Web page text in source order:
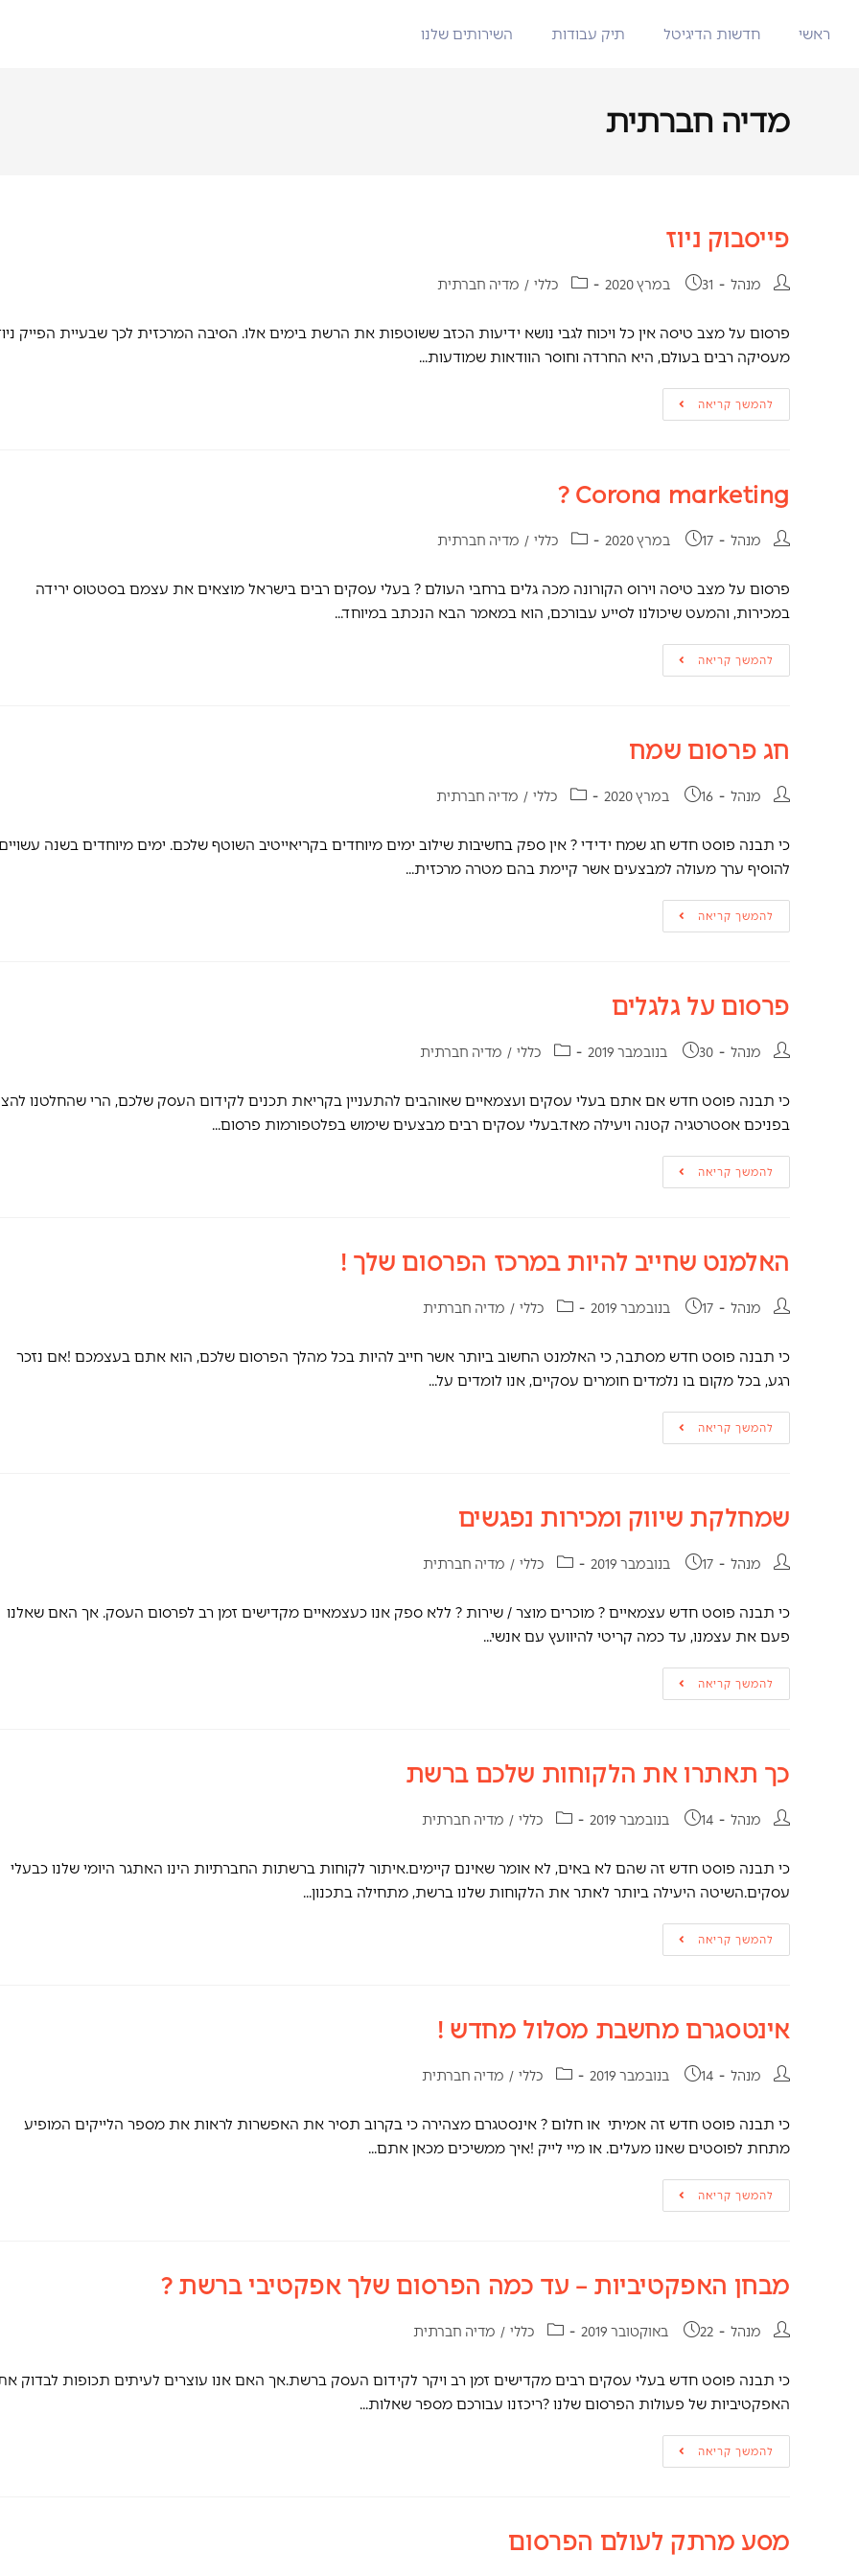
ראשי חדשות הדיגיטל תיק עבודות השירותים שלנו
מדיה חברתית
פייסבוק ניוז
מנהל 31 במרץ 2020 כללי / מדיה חברתית
פרסום על מצב טיסה אין כל ויכוח לגבי נושא ידיעות הכזב ששוטפות את הרשת בימים אלו. הסיבה המרכזית לכך שבעיית הפייק
מעסיקה רבים בעולם, היא החרדה וחוסר הוודאות שמודעות…
להמשך קריאה
Corona marketing ?
מנהל 17 במרץ 2020 כללי / מדיה חברתית
פרסום על מצב טיסה וירוס הקורונה מכה גלים ברחבי העולם ? בעלי עסקים רבים בישראל מוצאים את עצמם בסטטוס ירידה
במכירות, והמעט שיכולנו לסייע עבורכם, הוא במאמר הבא הנכתב במיוחד…
להמשך קריאה
חג פרסום שמח
מנהל 16 במרץ 2020 כללי / מדיה חברתית
כי תבנה פוסט חדש חג שמח ידידי ? אין ספק בחשיבות שילוב ימים מיוחדים בקריאייטיב השוטף שלכם. ימים מיוחדים בשנה
להוסיף ערך מעולה למבצעים אשר קיימת בהם מטרה מרכזית…
להמשך קריאה
פרסום על גלגלים
מנהל 30 בנובמבר 2019 כללי / מדיה חברתית
כי תבנה פוסט חדש אם אתם בעלי עסקים ועצמאיים שאוהבים להתעניין בקריאת תכנים לקידום העסק שלכם, הרי שהחלטנו
בפניכם אסטרטגיה קטנה ויעילה מאד.בעלי עסקים רבים מבצעים שימוש בפלטפורמות פרסום…
להמשך קריאה
האלמנט שחייב להיות במרכז הפרסום שלך !
מנהל 17 בנובמבר 2019 כללי / מדיה חברתית
כי תבנה פוסט חדש מסתבר, כי האלמנט החשוב ביותר אשר חייב להיות בכל מהלך הפרסום שלכם, הוא אתם בעצמכם !אם נזכר
רגע, בכל מקום בו נלמדים חומרים עסקיים, אנו לומדים על…
להמשך קריאה
שמחלקת שיווק ומכירות נפגשים
מנהל 17 בנובמבר 2019 כללי / מדיה חברתית
כי תבנה פוסט חדש עצמאיים ? מוכרים מוצר / שירות ? ללא ספק אנו כעצמאיים מקדישים זמן רב לפרסום העסק. אך האם שאלנו
פעם את עצמנו, עד כמה קריטי להיוועץ עם אנשי…
להמשך קריאה
כך תאתרו את הלקוחות שלכם ברשת
מנהל 14 בנובמבר 2019 כללי / מדיה חברתית
כי תבנה פוסט חדש זה שהם לא באים, לא אומר שאינם קיימים.איתור לקוחות ברשתות החברתיות הינו האתגר היומי שלנו כבעלי
עסקים.השיטה היעילה ביותר לאתר את הלקוחות שלנו ברשת, מתחילה בתכנון…
להמשך קריאה
אינטסגרם מחשבת מסלול מחדש !
מנהל 14 בנובמבר 2019 כללי / מדיה חברתית
כי תבנה פוסט חדש זה אמיתי או חלום ? אינסטגרם מצהירה כי בקרוב תסיר את האפשרות לראות את מספר הלייקים המופיע
מתחת לפוסטים שאנו מעלים. או מיי לייק !איך ממשיכים מכאן אתם…
להמשך קריאה
מבחן האפקטיביות – עד כמה הפרסום שלך אפקטיבי ברשת ?
מנהל 22 באוקטובר 2019 כללי / מדיה חברתית
כי תבנה פוסט חדש בעלי עסקים רבים מקדישים זמן רב ויקר לקידום העסק ברשת.אך האם אנו עוצרים לעיתים תכופות לבדוק
האפקטיביות של פעולות הפרסום שלנו ?ריכזנו עבורכם מספר שאלות…
להמשך קריאה
מסע מרתק לעולם הפרסום